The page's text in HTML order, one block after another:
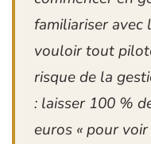
familiariser
vouloir tout
risque de la
: laisser 100 %
euros « pour